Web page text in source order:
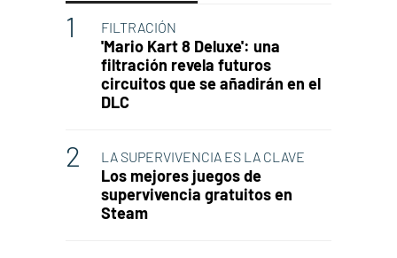
FILTRACIÓN
'Mario Kart 8 Deluxe': una
filtración revela futuros
circuitos que se añadirán en el
DLC
LA SUPERVIVENCIA ES LA CLAVE
Los mejores juegos de
supervivencia gratuitos en
Steam